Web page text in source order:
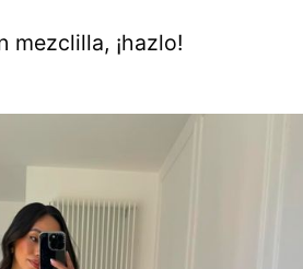
mezclilla, ¡hazlo!